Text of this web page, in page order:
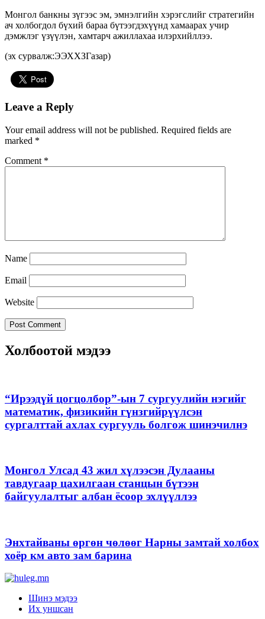
Монгол банкны зүгээс эм, эмнэлгийн хэрэгслийг стратегийн
ач холбогдол бүхий бараа бүтээгдэхүүнд хамаарах учир
дэмжлэг үзүүлэн, хамтарч ажиллахаа илэрхийллээ.
(эх сурвалж:ЭЭХХЗГазар)
Leave a Reply
Your email address will not be published. Required fields are
marked *
Comment *
Name
Email
Website
Холбоотой мэдээ
“Ирээдүй цогцолбор”-ын 7 сургуулийн нэгийг
математик, физикийн гүнзгийрүүлсэн
сургалттай ахлах сургууль болгож шинэчилнэ
Монгол Улсад 43 жил хүлээсэн Дулааны
тавдугаар цахилгаан станцын бүтээн
байгуулалтыг албан ёсоор эхлүүллээ
Энхтайваны өргөн чөлөөг Нарны замтай холбох
хоёр км авто зам барина
Шинэ мэдээ
Их уншсан